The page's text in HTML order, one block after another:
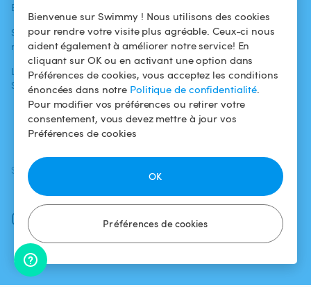
Bienvenue sur Swimmy ! Nous utilisons des cookies
pour rendre votre visite plus agréable. Ceux-ci nous
aident également à améliorer notre service! En
cliquant sur OK ou en activant une option dans
Préférences de cookies, vous acceptez les conditions
énoncées dans notre Politique de confidentialité.
Pour modifier vos préférences ou retirer votre
consentement, vous devez mettre à jour vos
Préférences de cookies
Préférences de cookies
OK
Blog
Swimmy dans les
médias
L'aventure
Swimmy
baigneurs
Pour les
propriétaires
Louer ma piscine
Comment ça
marche ?
Conditions
d'utilisation
Politique de
confidentialité
Mentions légales
SUIVEZ-NOUS
Facebook
Instagram